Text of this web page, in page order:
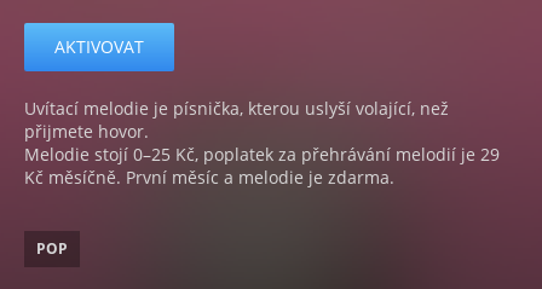
AKTIVOVAT
Uvítací melodie je písnička, kterou uslyší volající, než
přijmete hovor.
Melodie stojí 0–25 Kč, poplatek za přehrávání melodií je 29
Kč měsíčně. První měsíc a melodie je zdarma.
POP